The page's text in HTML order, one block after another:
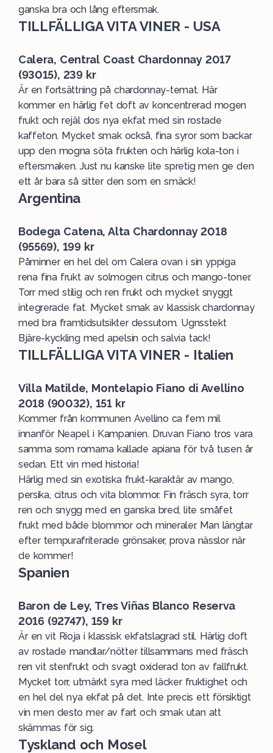
ganska bra och lång eftersmak.
TILLFÄLLIGA VITA VINER - USA
Calera, Central Coast Chardonnay 2017
(93015), 239 kr
Är en fortsättning på chardonnay-temat. Här
kommer en härlig fet doft av koncentrerad mogen
frukt och rejäl dos nya ekfat med sin rostade
kaffeton. Mycket smak också, fina syror som backar
upp den mogna söta frukten och härlig kola-ton i
eftersmaken. Just nu kanske lite spretig men ge den
ett år bara så sitter den som en smäck!
Argentina
Bodega Catena, Alta Chardonnay 2018
(95569), 199 kr
Påminner en hel del om Calera ovan i sin yppiga
rena fina frukt av solmogen citrus och mango-toner.
Torr med stilig och ren frukt och mycket snyggt
integrerade fat. Mycket smak av klassisk chardonnay
med bra framtidsutsikter dessutom. Ugnsstekt
Bjäre-kyckling med apelsin och salvia tack!
TILLFÄLLIGA VITA VINER - Italien
Villa Matilde, Montelapio Fiano di Avellino
2018 (90032), 151 kr
Kommer från kommunen Avellino ca fem mil
innanför Neapel i Kampanien. Druvan Fiano tros vara
samma som romarna kallade apiana för två tusen år
sedan. Ett vin med historia!
Härlig med sin exotiska frukt-karaktär av mango,
persika, citrus och vita blommor. Fin fräsch syra, torr
ren och snygg med en ganska bred, lite småfet
frukt med både blommor och mineraler. Man längtar
efter tempurafriterade grönsaker, prova nässlor när
de kommer!
Spanien
Baron de Ley, Tres Viñas Blanco Reserva
2016 (92747), 159 kr
Är en vit Rioja i klassisk ekfatslagrad stil. Härlig doft
av rostade mandlar/nötter tillsammans med fräsch
ren vit stenfrukt och svagt oxiderad ton av fallfrukt.
Mycket torr, utmärkt syra med läcker fruktighet och
en hel del nya ekfat på det. Inte precis ett försiktigt
vin men desto mer av fart och smak utan att
skämmas för sig.
Tyskland och Mosel